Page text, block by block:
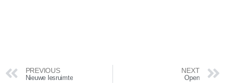
PREVIOUS
Nieuwe lesruimte
NEXT
Open